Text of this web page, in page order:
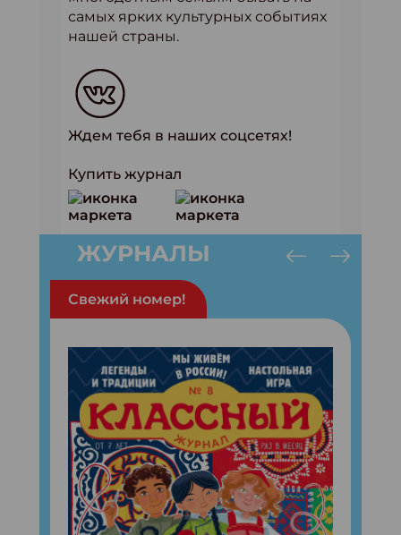
самых ярких культурных событиях
нашей страны.
Ждем тебя в наших соцсетях!
Купить журнал
ЖУРНАЛЫ
Свежий номер!